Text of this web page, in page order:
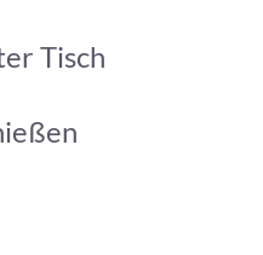
Tisch